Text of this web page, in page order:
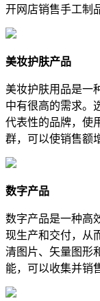
开网店销售手工制
美妆护肤产品
美妆护肤用品是一
中有很高的需求。
代表性的品牌，使
群，可以使销售额
数字产品
数字产品是一种高
现生产和交付，从
清图片、矢量图形
能，可以收集并销